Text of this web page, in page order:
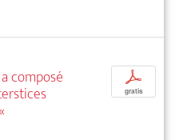
composé
p
gratis